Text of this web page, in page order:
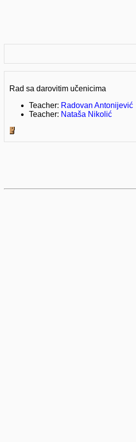
Rad sa darovitim učenicima
Teacher: Radovan Antonijević
Teacher: Nataša Nikolić